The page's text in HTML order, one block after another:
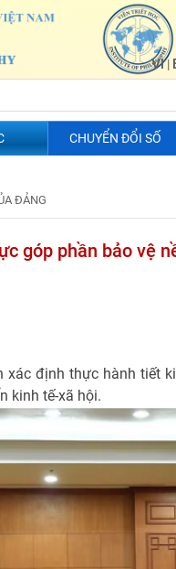
VI|
CHUYỂN ĐỔI SỐ
ĐẢNG
góp phần bảo vệ
định thực hành tiết
kinh tế-xã hội.